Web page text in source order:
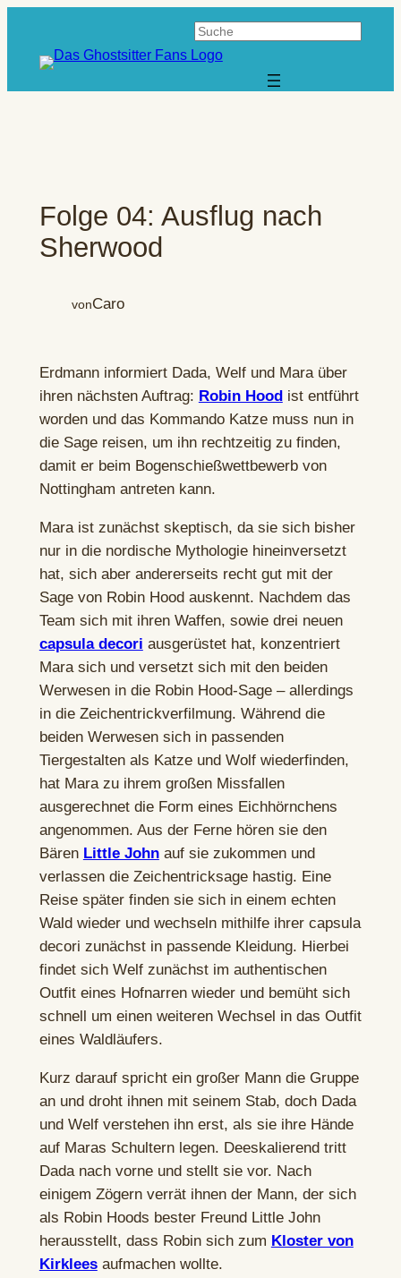
springen
Suchen
Folge 04: Ausflug nach
Sherwood
vonCaro
Erdmann informiert Dada, Welf und Mara über
ihren nächsten Auftrag: Robin Hood ist entführt
worden und das Kommando Katze muss nun in
die Sage reisen, um ihn rechtzeitig zu finden,
damit er beim Bogenschießwettbewerb von
Nottingham antreten kann.
Mara ist zunächst skeptisch, da sie sich bisher
nur in die nordische Mythologie hineinversetzt
hat, sich aber andererseits recht gut mit der
Sage von Robin Hood auskennt. Nachdem das
Team sich mit ihren Waffen, sowie drei neuen
capsula decori ausgerüstet hat, konzentriert
Mara sich und versetzt sich mit den beiden
Werwesen in die Robin Hood-Sage – allerdings
in die Zeichentrickverfilmung. Während die
beiden Werwesen sich in passenden
Tiergestalten als Katze und Wolf wiederfinden,
hat Mara zu ihrem großen Missfallen
ausgerechnet die Form eines Eichhörnchens
angenommen. Aus der Ferne hören sie den
Bären Little Johnauf sie zukommen und
verlassen die Zeichentricksage hastig. Eine
Reise später finden sie sich in einem echten
Wald wieder und wechseln mithilfe ihrer capsula
decori zunächst in passende Kleidung. Hierbei
findet sich Welf zunächst im authentischen
Outfit eines Hofnarren wieder und bemüht sich
schnell um einen weiteren Wechsel in das Outfit
eines Waldläufers.
Kurz darauf spricht ein großer Mann die Gruppe
an und droht ihnen mit seinem Stab, doch Dada
und Welf verstehen ihn erst, als sie ihre Hände
auf Maras Schultern legen. Deeskalierend tritt
Dada nach vorne und stellt sie vor. Nach
einigem Zögern verrät ihnen der Mann, der sich
als Robin Hoods bester Freund Little John
herausstellt, dass Robin sich zum Kloster von
Kirkleesaufmachen wollte.